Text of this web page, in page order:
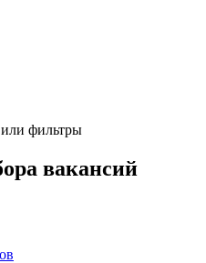
фильтры
вакансий